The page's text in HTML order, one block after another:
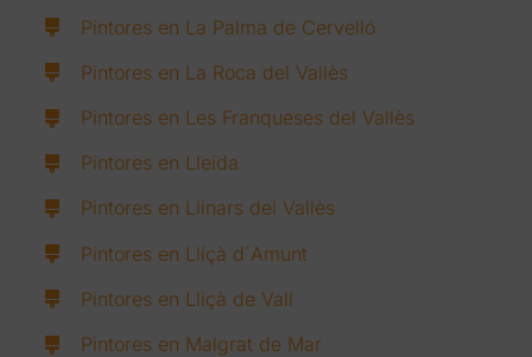
Pintores en La Palma de Cervelló
Pintores en La Roca del Vallès
Pintores en Les Franqueses del Vallès
Pintores en Lleida
Pintores en Llinars del Vallès
Pintores en Lliçà d´Amunt
Pintores en Lliçà de Vall
Pintores en Malgrat de Mar